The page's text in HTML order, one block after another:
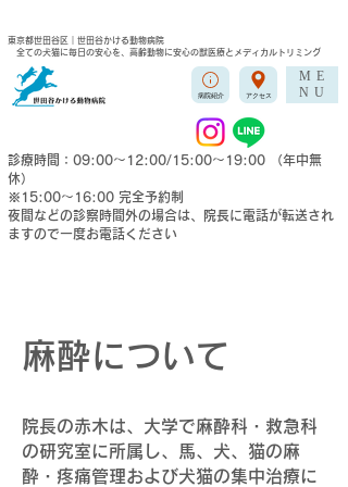
東京都世田谷区｜世田谷かける動物病院
全ての犬猫に毎日の安心を、高齢動物に安心の獣医療とメディカルトリミング
診療時間：09:00〜12:00/15:00〜19:00 （年中無
休）
※15:00〜16:00 完全予約制
夜間などの​診察時間外の場合は、院長に電話が転送され
ますので一度お電話ください
ME
NU
アクセス
病院紹介
​麻酔について
院長の赤木は、大学で麻酔科・救急科
の研究室に所属し、馬、犬、猫の麻
酔・疼痛管理および犬猫の集中治療に